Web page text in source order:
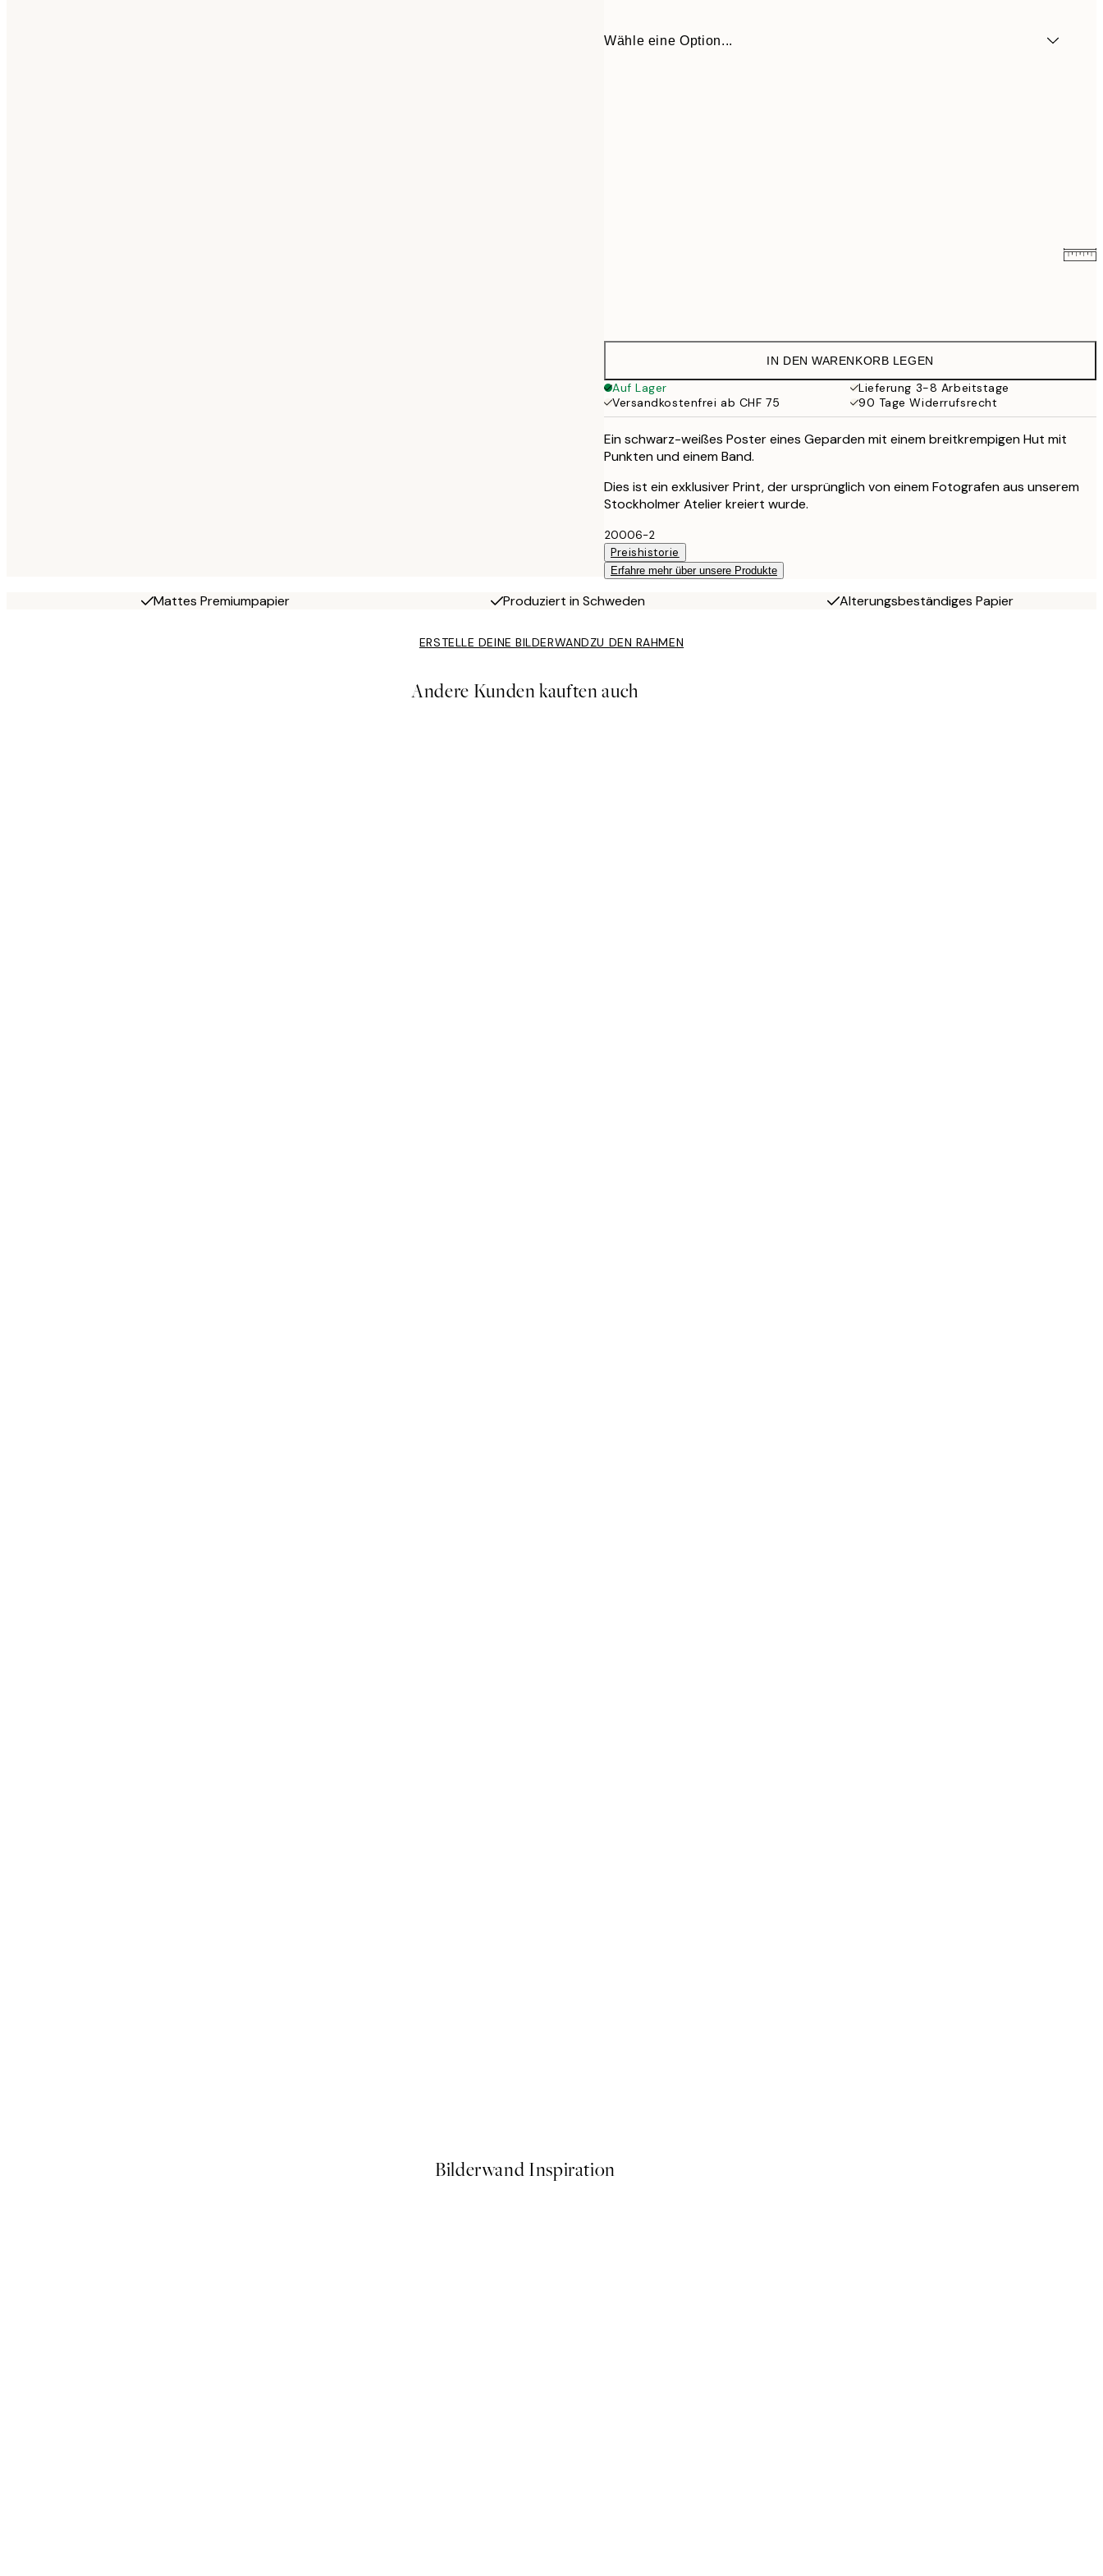
Wähle eine Option...
IN DEN WARENKORB LEGEN
Auf Lager
Lieferung 3-8 Arbeitstage
Versandkostenfrei ab CHF 75
90 Tage Widerrufsrecht
Ein schwarz-weißes Poster eines Geparden mit einem breitkrempigen Hut mit
Punkten und einem Band.
Dies ist ein exklusiver Print, der ursprünglich von einem Fotografen aus unserem
Stockholmer Atelier kreiert wurde.
20006-2
Preishistorie
Erfahre mehr über unsere Produkte
Mattes Premiumpapier Produziert in Schweden Alterungsbeständiges Papier
ERSTELLE DEINE BILDERWANDZU DEN RAHMEN
Andere Kunden kauften auch
Bilderwand Inspiration